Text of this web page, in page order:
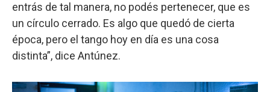
entrás de tal manera, no podés pertenecer, que es
un círculo cerrado. Es algo que quedó de cierta
época, pero el tango hoy en día es una cosa
distinta”, dice Antúnez.